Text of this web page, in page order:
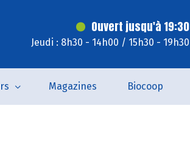
Ouvert jusqu'à 19:30
Jeudi : 8h30 - 14h00 / 15h30 - 19h30
Magazines Biocoop